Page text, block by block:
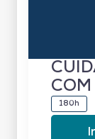
180h